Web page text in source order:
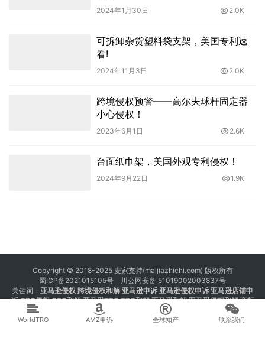
2024年1月30日 2.0K
可拆卸杂货塑料袋支架，美国专利速
看!
2024年11月3日 2.0K
跨境侵权预警——高尔夫球杆固定器
小心侵权！
2023年6月1日 2.6K
台面纸巾架，美国外观专利侵权！
2024年9月22日 1.9K
Copyright © 2018-2025 麦家支持(maijiazhichi.com) 版权所有
蜀ICP备2021015105号
川公网安备 51019002003837号
关键词： 亚马逊侵权 跨境侵权和解 亚马逊申诉 亚马逊侵权申诉 亚马逊店铺申
诉 GBC侵权 GBC和解 亚马逊TRO TRO和解 亚马逊和解 亚马逊侵权和解商标
注册 专利注册 版权注册
WorldTRO AMZ申诉 全球知产 联系我们